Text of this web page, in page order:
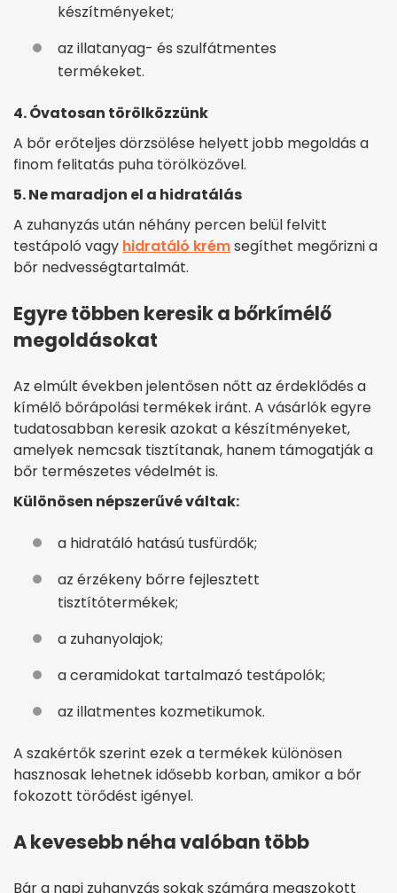
készítményeket;
az illatanyag- és szulfátmentes
termékeket.
4. Óvatosan törölközzünk
A bőr erőteljes dörzsölése helyett jobb megoldás a
finom felitatás puha törölközővel.
5. Ne maradjon el a hidratálás
A zuhanyzás után néhány percen belül felvitt
testápoló vagy hidratáló krémsegíthet megőrizni a
bőr nedvességtartalmát.
Egyre többen keresik a bőrkímélő
megoldásokat
Az elmúlt években jelentősen nőtt az érdeklődés a
kímélő bőrápolási termékek iránt. A vásárlók egyre
tudatosabban keresik azokat a készítményeket,
amelyek nemcsak tisztítanak, hanem támogatják a
bőr természetes védelmét is.
Különösen népszerűvé váltak:
a hidratáló hatású tusfürdők;
az érzékeny bőrre fejlesztett
tisztítótermékek;
a zuhanyolajok;
a ceramidokat tartalmazó testápolók;
az illatmentes kozmetikumok.
A szakértők szerint ezek a termékek különösen
hasznosak lehetnek idősebb korban, amikor a bőr
fokozott törődést igényel.
A kevesebb néha valóban több
Bár a napi zuhanyzás sokak számára megszokott